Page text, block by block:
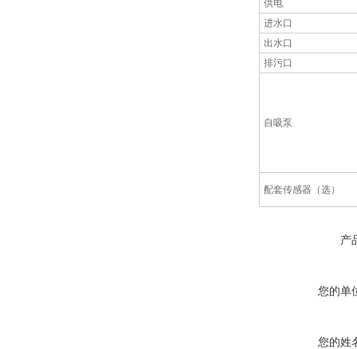
供电
进水口
出水口
排污口
自吸泵
配套传感器（选）
产
您的单
您的姓